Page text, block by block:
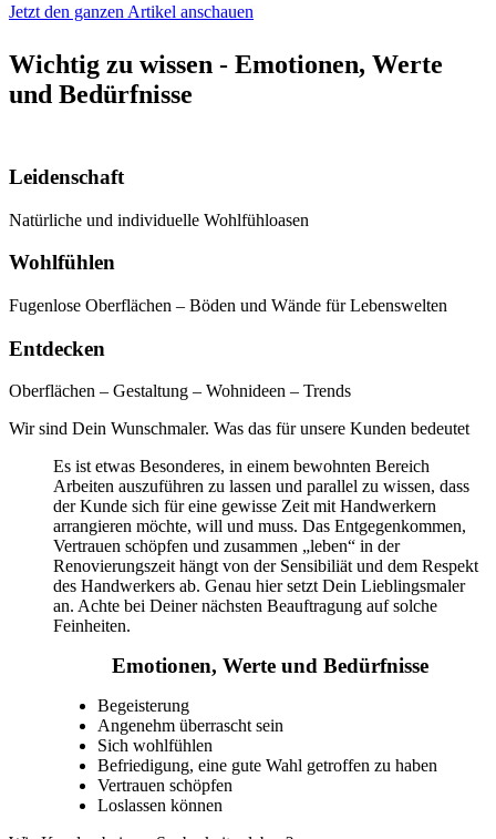
Jetzt den ganzen Artikel anschauen
Wichtig zu wissen - Emotionen, Werte
und Bedürfnisse
Leidenschaft
Natürliche und individuelle Wohlfühloasen
Wohlfühlen
Fugenlose Oberflächen – Böden und Wände für Lebenswelten
Entdecken
Oberflächen – Gestaltung – Wohnideen – Trends
Wir sind Dein Wunschmaler. Was das für unsere Kunden bedeutet
Es ist etwas Besonderes, in einem bewohnten Bereich
Arbeiten auszuführen zu lassen und parallel zu wissen, dass
der Kunde sich für eine gewisse Zeit mit Handwerkern
arrangieren möchte, will und muss. Das Entgegenkommen,
Vertrauen schöpfen und zusammen „leben“ in der
Renovierungszeit hängt von der Sensibiliät und dem Respekt
des Handwerkers ab. Genau hier setzt Dein Lieblingsmaler
an. Achte bei Deiner nächsten Beauftragung auf solche
Feinheiten.
Emotionen, Werte und Bedürfnisse
Begeisterung
Angenehm überrascht sein
Sich wohlfühlen
Befriedigung, eine gute Wahl getroffen zu haben
Vertrauen schöpfen
Loslassen können